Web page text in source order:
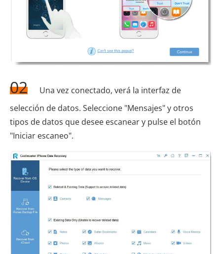
02
Una vez conectado, verá la interfaz de
selección de datos. Seleccione "Mensajes" y otros
tipos de datos que desee escanear y pulse el botón
"Iniciar escaneo".